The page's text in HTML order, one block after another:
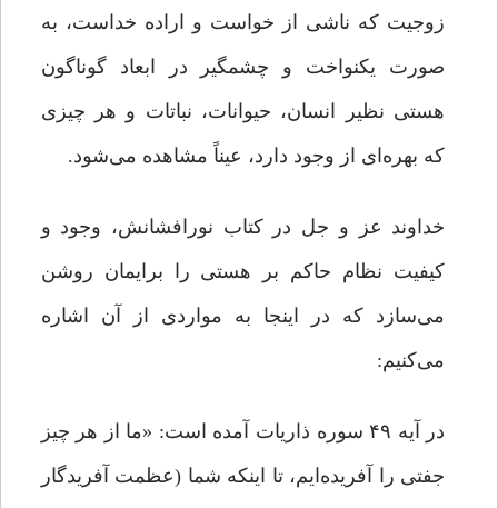
زوجیت که ناشی از خواست و اراده خداست، به
صورت یکنواخت و چشمگیر در ابعاد گوناگون
هستی نظیر انسان، حیوانات، نباتات و هر چیزی
که بهره‌ای از وجود دارد، عیناً مشاهده می‌شود.
خداوند عز و جل در کتاب نورافشانش، وجود و
کیفیت نظام حاکم بر هستی را برایمان روشن
می‌سازد که در اینجا به مواردی از آن اشاره
می‌کنیم:
در آیه ۴۹ سوره ذاریات آمده است: «ما از هر چیز
جفتی را آفریده‌ایم، تا اینکه شما (عظمت آفریدگار